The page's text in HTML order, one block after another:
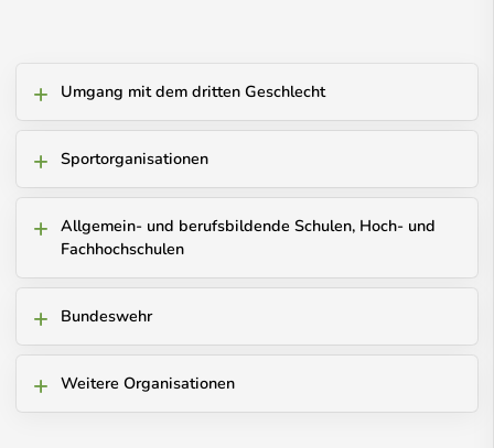
Umgang mit dem dritten Geschlecht
Sportorganisationen
Allgemein- und berufsbildende Schulen, Hoch- und
Fachhochschulen
Bundeswehr
Weitere Organisationen